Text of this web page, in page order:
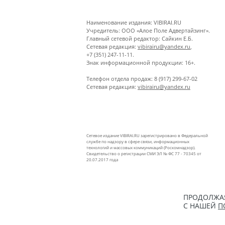
Наименование издания: VIBIRAI.RU
Учредитель: ООО «Алое Поле Адвертайзинг».
Главный сетевой редактор: Сайкин Е.Б.
Сетевая редакция: vibirairu@yandex.ru
+7 (351) 247-11-11.
Знак информационной продукции: 16+.
Телефон отдела продаж: 8 (917) 299-67-02
Сетевая редакция: vibirairu@yandex.ru
Сетевое издание VIBIRAI.RU зарегистрировано в Федеральной
службе по надзору в сфере связи, информационных
технологий и массовых коммуникаций (Роскомнадзор).
Свидетельство о регистрации СМИ ЭЛ № ФС 77 - 70345 от
20.07.2017 года
С НАШЕЙ